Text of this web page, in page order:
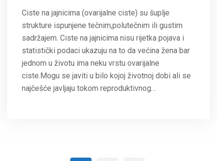
Ciste na jajnicima (ovarijalne ciste) su šuplje
strukture ispunjene tečnim,polutečnim ili gustim
sadržajem. Ciste na jajnicima nisu rijetka pojava i
statistički podaci ukazuju na to da većina žena bar
jednom u životu ima neku vrstu ovarijalne
ciste.Mogu se javiti u bilo kojoj životnoj dobi ali se
najčešće javljaju tokom reproduktivnog…